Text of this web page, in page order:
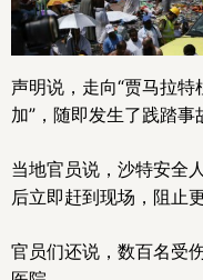
声明说，走向“贾马拉特
加”，随即发生了践踏事
当地官员说，沙特安全
后立即赶到现场，阻止
官员们还说，数百名受